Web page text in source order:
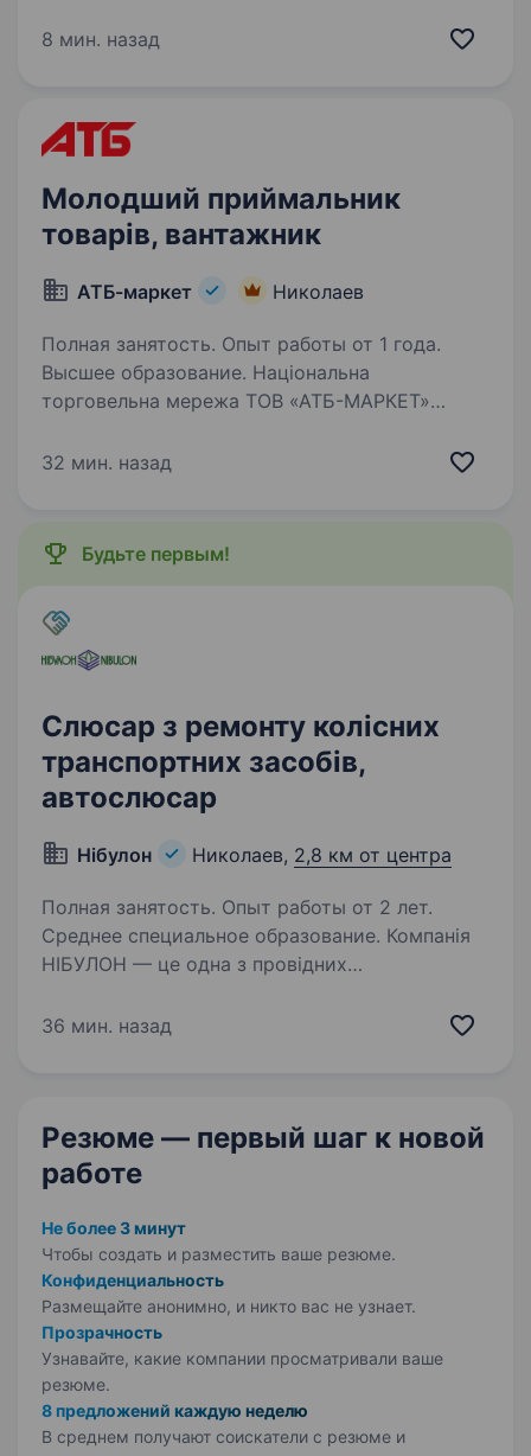
відрядження (м. Кривий Ріг та м. Кам’янське).
від смяття…
8 мин. назад
Молодший приймальник
товарів, вантажник
АТБ-маркет Николаев
Полная занятость. Опыт работы от 1 года.
Высшее образование. Національна
торговельна мережа ТОВ «АТБ-МАРКЕТ»
в будь-якому куточку України. Обирай своє
32 мин. назад
Будьте первым!
Слюсар з ремонту колісних
транспортних засобів,
автослюсар
Нібулон Николаев, 2,8 км от центра
Полная занятость. Опыт работы от 2 лет.
Среднее специальное образование. Компанія
НІБУЛОН — це одна з провідних
спеціалізується на вирощуванні та експорті
36 мин. назад
Резюме — первый шаг к новой
работе
Не более 3 минут
Чтобы создать и разместить ваше резюме.
Конфиденциальность
Размещайте анонимно, и никто вас не узнает.
Прозрачность
Узнавайте, какие компании просматривали ваше
резюме.
8 предложений каждую неделю
В среднем получают соискатели с резюме и